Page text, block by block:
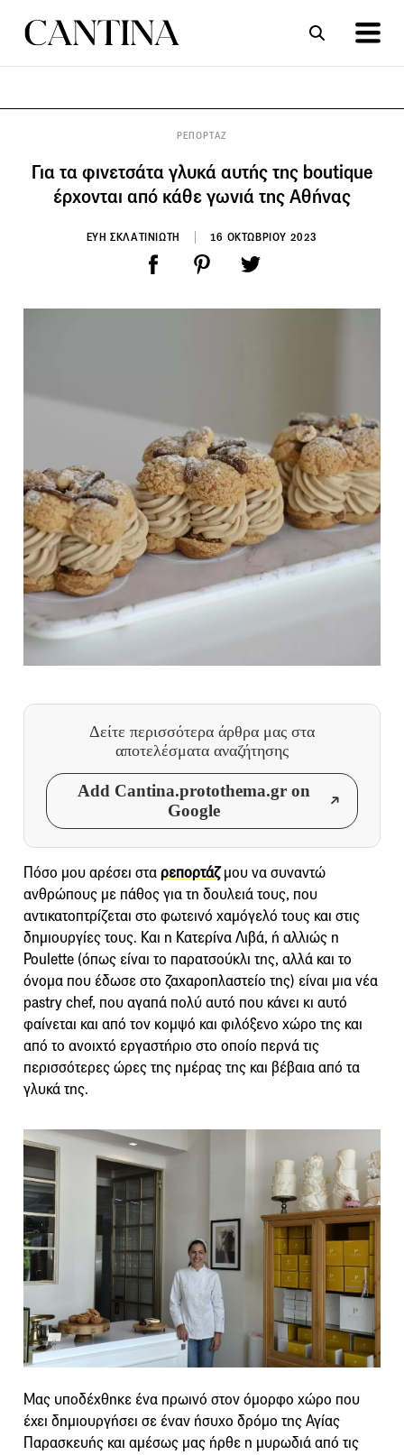
ΡΕΠΟΡΤΑΖ
Για τα φινετσάτα γλυκά αυτής της boutique
έρχονται από κάθε γωνιά της Αθήνας
ΕΥΗ ΣΚΛΑΤΙΝΙΩΤΗ 16 ΟΚΤΩΒΡΙΟΥ 2023
Δείτε περισσότερα άρθρα μας στα
αποτελέσματα αναζήτησης
Add Cantina.protothema.gr on
Google
Πόσο μου αρέσει σταρεπορτάζμου να συναντώ
ανθρώπους με πάθος για τη δουλειά τους, που
αντικατοπτρίζεται στο φωτεινό χαμόγελό τους και στις
δημιουργίες τους. Και η Κατερίνα Λιβά, ή αλλιώς η
Poulette (όπως είναι το παρατσούκλι της, αλλά και το
όνομα που έδωσε στο ζαχαροπλαστείο της) είναι μια νέα
pastry chef, που αγαπά πολύ αυτό που κάνει κι αυτό
φαίνεται και από τον κομψό και φιλόξενο χώρο της και
από το ανοιχτό εργαστήριο στο οποίο περνά τις
περισσότερες ώρες της ημέρας της και βέβαια από τα
γλυκά της.
Μας υποδέχθηκε ένα πρωινό στον όμορφο χώρο που
έχει δημιουργήσει σε έναν ήσυχο δρόμο της Αγίας
Παρασκευής και αμέσως μας ήρθε η μυρωδιά από τις